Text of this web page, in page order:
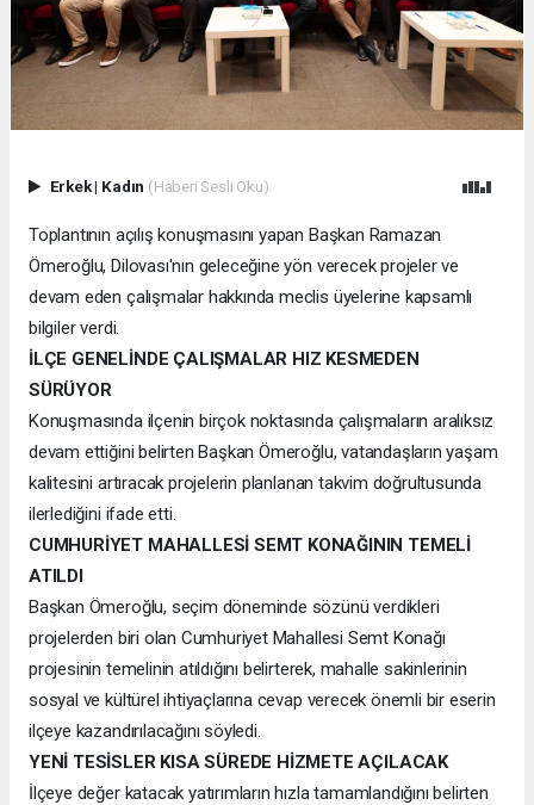
Erkek| Kadın (Haberi Sesli Oku)
Toplantının açılış konuşmasını yapan Başkan Ramazan
Ömeroğlu, Dilovası'nın geleceğine yön verecek projeler ve
devam eden çalışmalar hakkında meclis üyelerine kapsamlı
bilgiler verdi.
İLÇE GENELİNDE ÇALIŞMALAR HIZ KESMEDEN
SÜRÜYOR
Konuşmasında ilçenin birçok noktasında çalışmaların aralıksız
devam ettiğini belirten Başkan Ömeroğlu, vatandaşların yaşam
kalitesini artıracak projelerin planlanan takvim doğrultusunda
ilerlediğini ifade etti.
CUMHURİYET MAHALLESİ SEMT KONAĞININ TEMELİ
ATILDI
Başkan Ömeroğlu, seçim döneminde sözünü verdikleri
projelerden biri olan Cumhuriyet Mahallesi Semt Konağı
projesinin temelinin atıldığını belirterek, mahalle sakinlerinin
sosyal ve kültürel ihtiyaçlarına cevap verecek önemli bir eserin
ilçeye kazandırılacağını söyledi.
YENİ TESİSLER KISA SÜREDE HİZMETE AÇILACAK
İlçeye değer katacak yatırımların hızla tamamlandığını belirten